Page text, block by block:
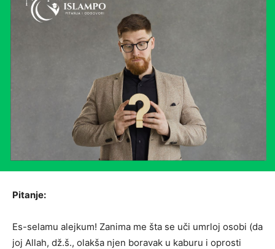
Pitanje:
Es-selamu alejkum! Zanima me šta se uči umrloj osobi (da
joj Allah, dž.š., olakša njen boravak u kaburu i oprosti